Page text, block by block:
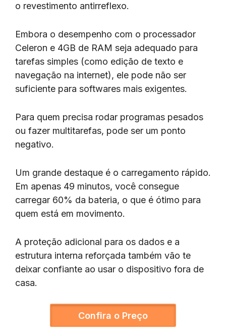
o revestimento antirreflexo.
Embora o desempenho com o processador
Celeron e 4GB de RAM seja adequado para
tarefas simples (como edição de texto e
navegação na internet), ele pode não ser
suficiente para softwares mais exigentes.
Para quem precisa rodar programas pesados
ou fazer multitarefas, pode ser um ponto
negativo.
Um grande destaque é o carregamento rápido.
Em apenas 49 minutos, você consegue
carregar 60% da bateria, o que é ótimo para
quem está em movimento.
A proteção adicional para os dados e a
estrutura interna reforçada também vão te
deixar confiante ao usar o dispositivo fora de
casa.
Confira o Preço